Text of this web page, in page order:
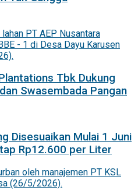
Tbk Dukung
Swasembada Pangan
Disesuaikan Mulai 1 Juni
Rp12.600 per Liter